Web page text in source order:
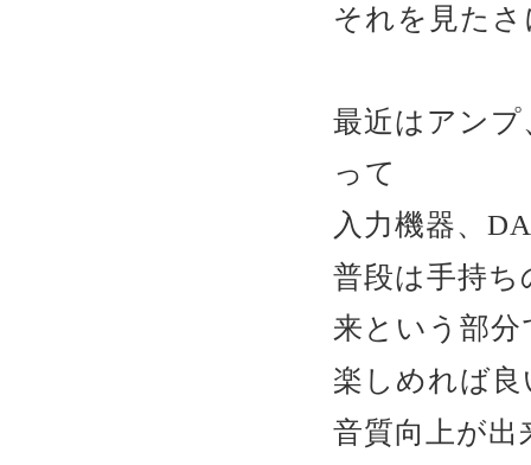
それを見たさ
最近はアン
って
入力機器、
普段は手持
来という部分
楽しめれば
音質向上が